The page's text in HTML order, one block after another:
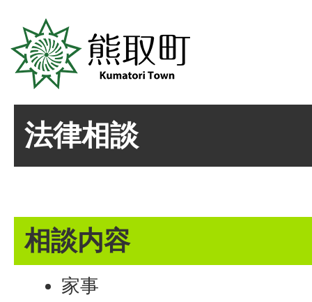
法律相談
相談内容
家事